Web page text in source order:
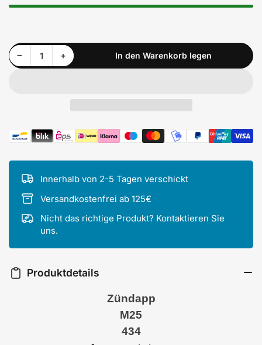
−Menge reduzieren für Repro Zündapp M25 434 Ansaugstutzen 247-04.120 Mofa 25 km/h Bergsteiger Ansaugrohr
Anzahl +Menge erhöhen für Repro Zündapp M25 434 Ansaugstutzen 247-04.120 Mofa 25 km/h Bergsteiger Ansaugrohr In den Warenkorb legen
Zahlungsmethoden
Innerhalb von 2-5 Tagen verschickt
Versandkostenfrei ab 125€
Nicht das richtige Produkt? Kontaktieren Sie
uns.
Produktdetails
Zündapp
M25
434